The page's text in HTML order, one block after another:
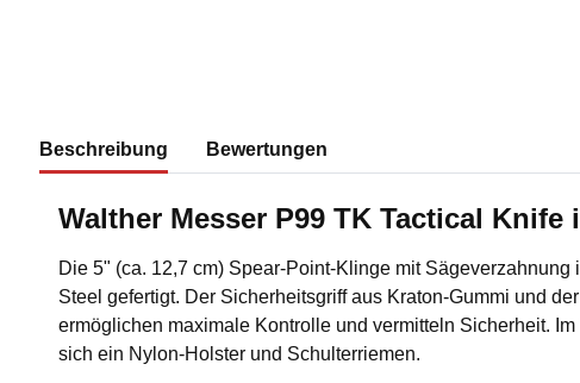
Beschreibung Bewertungen
Walther Messer P99 TK Tactical Knife
Die 5" (ca. 12,7 cm) Spear-Point-Klinge mit Sägeverzahnung
Steel gefertigt. Der Sicherheitsgriff aus Kraton-Gummi und
ermöglichen maximale Kontrolle und vermitteln Sicherheit.
sich ein Nylon-Holster und Schulterriemen.